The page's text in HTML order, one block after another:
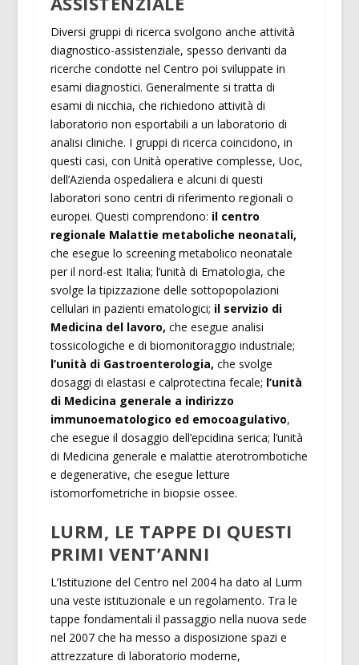
Diversi gruppi di ricerca svolgono anche attività
diagnostico-assistenziale, spesso derivanti da
ricerche condotte nel Centro poi sviluppate in
esami diagnostici. Generalmente si tratta di
esami di nicchia, che richiedono attività di
laboratorio non esportabili a un laboratorio di
analisi cliniche. I gruppi di ricerca coincidono, in
questi casi, con Unità operative complesse, Uoc,
dell’Azienda ospedaliera e alcuni di questi
laboratori sono centri di riferimento regionali o
europei. Questi comprendono: il centro
regionale Malattie metaboliche neonatali,
che esegue lo screening metabolico neonatale
per il nord-est Italia; l’unità di Ematologia, che
svolge la tipizzazione delle sottopopolazioni
cellulari in pazienti ematologici; il servizio di
Medicina del lavoro, che esegue analisi
tossicologiche e di biomonitoraggio industriale;
l’unità di Gastroenterologia, che svolge
dosaggi di elastasi e calprotectina fecale; l’unità
di Medicina generale a indirizzo
immunoematologico ed emocoagulativo,
che esegue il dosaggio dell’epcidina serica; l’unità
di Medicina generale e malattie aterotrombotiche
e degenerative, che esegue letture
istomorfometriche in biopsie ossee.
LURM, LE TAPPE DI QUESTI
PRIMI VENT’ANNI
L’Istituzione del Centro nel 2004 ha dato al Lurm
una veste istituzionale e un regolamento. Tra le
tappe fondamentali il passaggio nella nuova sede
nel 2007 che ha messo a disposizione spazi e
attrezzature di laboratorio moderne,